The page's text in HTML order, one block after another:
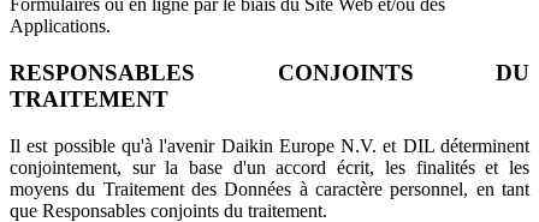
Formulaires ou en ligne par le biais du Site Web et/ou des
Applications.
RESPONSABLES CONJOINTS DU
TRAITEMENT
Il est possible qu'à l'avenir Daikin Europe N.V. et DIL déterminent
conjointement, sur la base d'un accord écrit, les finalités et les
moyens du Traitement des Données à caractère personnel, en tant
que Responsables conjoints du traitement.